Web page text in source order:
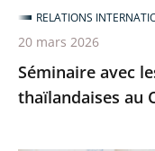
Séminaire avec
thaïlandaises au
RELATIONS
20 mars 2026